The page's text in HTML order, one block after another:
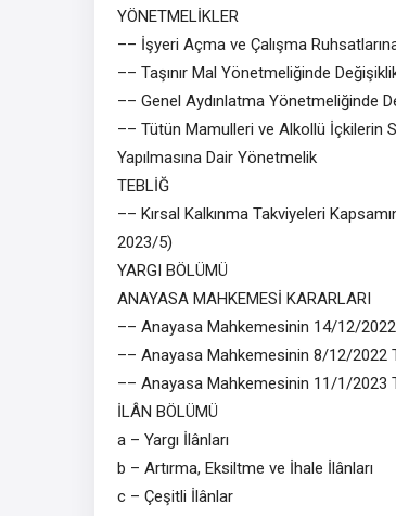
YÖNETMELİKLER
–– İşyeri Açma ve Çalışma
–– Taşınır Mal Yönetmeliğinde
–– Genel Aydınlatma Yönetmeliğinde
–– Tütün Mamulleri ve Alkollü İçkilerin
Yapılmasına Dair Yönetmelik
TEBLİĞ
–– Kırsal Kalkınma Takviyeleri
2023/5)
YARGI BÖLÜMÜ
ANAYASA MAHKEMESİ KARARLARI
–– Anayasa Mahkemesinin 14/12/
–– Anayasa Mahkemesinin 8/12/2022
–– Anayasa Mahkemesinin 11/1/2023
İLÂN BÖLÜMÜ
a – Yargı İlânları
b – Artırma, Eksiltme ve İhale İlânları
c – Çeşitli İlânlar